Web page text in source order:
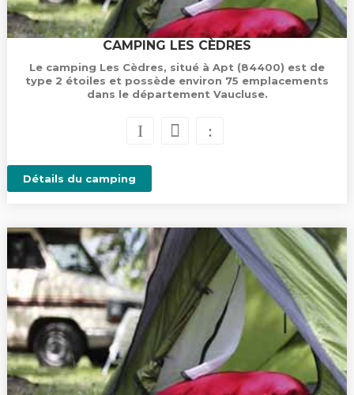
CAMPING LES CÈDRES
Le camping Les Cèdres, situé à Apt (84400) est de
type 2 étoiles et possède environ 75 emplacements
dans le département Vaucluse.
Détails du camping